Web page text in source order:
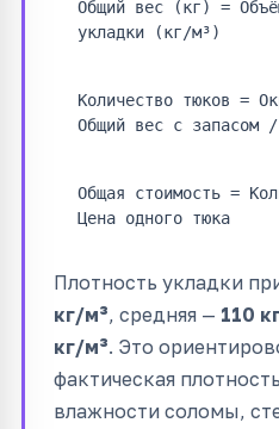
Общий вес (кг) =
укладки (кг/м³)
Количество тюков =
Общий вес с запасом
Общая стоимость =
Цена одного тюка
Плотность укладки
кг/м³, средняя — 110
кг/м³. Это
фактическая
влажности соломы,